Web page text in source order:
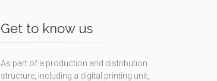
Get to know us
As part of a production and distribution
structure, including a digital printing unit,